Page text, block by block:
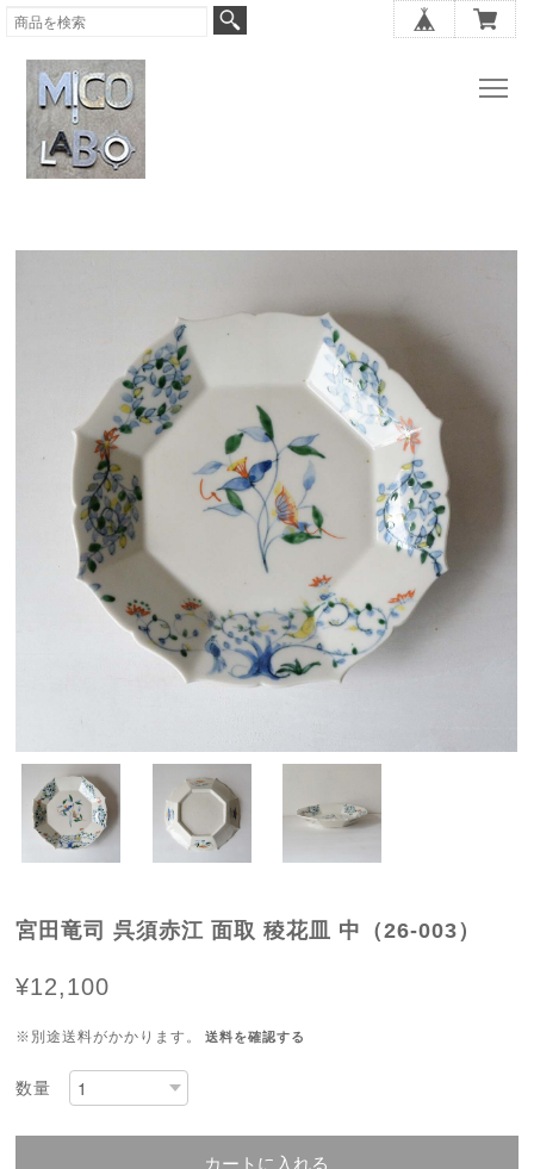
宮田竜司 呉須赤江 面取 稜花皿 中（26-003）
¥12,100
※別途送料がかかります。 送料を確認する
数量
カートに入れる